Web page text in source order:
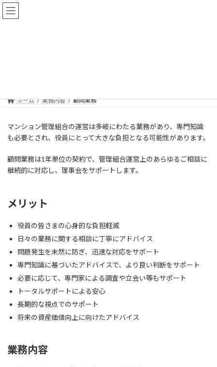
コ
ン
ナ
ビ
ホーム 業務内容 顧問業務
マンション管理組合の運営は多岐にわたる業務があり、専門知識
も必要とされ、役員にとって大きな負担となる可能性があります。
顧問業務は1年単位の契約で、管理組合運営上のあらゆるご相談に
継続的に対応し、理事会をサポートします。
メリット
役員の皆さまの心身的な負担軽減
日々の業務に関する相談に丁寧にアドバイス
問題発生を未然に防ぎ、迅速な対応をサポート
専門知識に基づいたアドバイスで、より良い判断をサポート
必要に応じて、専門家による調査や立会い等もサポート
トータルサポートによる安心
長期的な視点でのサポート
将来の資産価値向上に向けたアドバイス
業務内容